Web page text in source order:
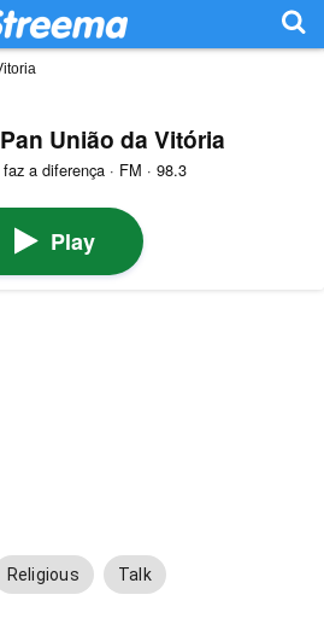
União da Vitória
a diferença · FM · 98.3
Play
Religious Talk